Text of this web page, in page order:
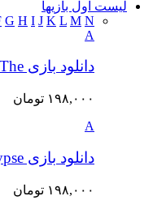
لیست اول بازیها
G H I J K L M N
A
دانلود بازی Alone in the Dark – The…
۱۹۸,۰۰۰ تومان
A
دانلود بازی Apocalypse
۱۹۸,۰۰۰ تومان